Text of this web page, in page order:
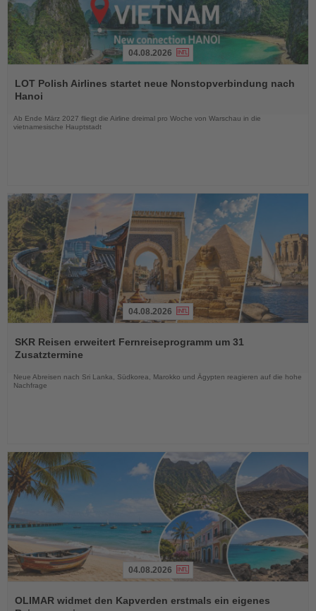
Sie
die
04.08.2026
LOT Polish Airlines startet neue Nonstopverbindung nach
Hanoi
Ab Ende März 2027 fliegt die Airline dreimal pro Woche von Warschau in die
vietnamesische Hauptstadt
Sie
die
04.08.2026
SKR Reisen erweitert Fernreiseprogramm um 31
Zusatztermine
Neue Abreisen nach Sri Lanka, Südkorea, Marokko und Ägypten reagieren auf die hohe
Nachfrage
Sie
04.08.2026
OLIMAR widmet den Kapverden erstmals ein eigenes